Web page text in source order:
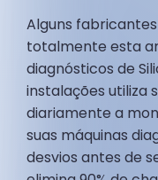
Alguns
totalmente esta
diagnósticos de
instalações utiliza
diariamente a
suas máquinas
desvios antes de